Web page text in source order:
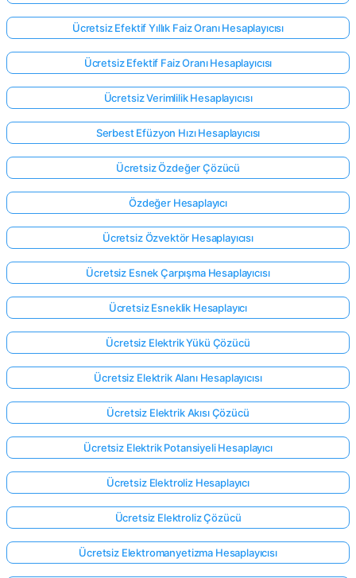
Buradan
giriş
Ücretsiz Efektif Yıllık Faiz Oranı Hesaplayıcısı
Ücretsiz Efektif Faiz Oranı Hesaplayıcısı
Ücretsiz Verimlilik Hesaplayıcısı
Serbest Efüzyon Hızı Hesaplayıcısı
Ücretsiz Özdeğer Çözücü
Özdeğer Hesaplayıcı
Ücretsiz Özvektör Hesaplayıcısı
Ücretsiz Esnek Çarpışma Hesaplayıcısı
Ücretsiz Esneklik Hesaplayıcı
Ücretsiz Elektrik Yükü Çözücü
Ücretsiz Elektrik Alanı Hesaplayıcısı
Ücretsiz Elektrik Akısı Çözücü
Ücretsiz Elektrik Potansiyeli Hesaplayıcı
Ücretsiz Elektroliz Hesaplayıcı
Ücretsiz Elektroliz Çözücü
Ücretsiz Elektromanyetizma Hesaplayıcısı